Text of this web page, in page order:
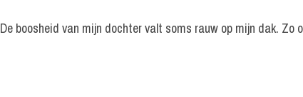
De boosheid van mijn dochter valt soms rauw op mijn dak. Zo